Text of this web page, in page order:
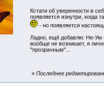
Кстати об уверенности в
появляется изнутри, когда
- но появляется
Ладно, ещё добавлю: Не-Ум
вообще не возникает, я
"прозрачным"...
« Последнее